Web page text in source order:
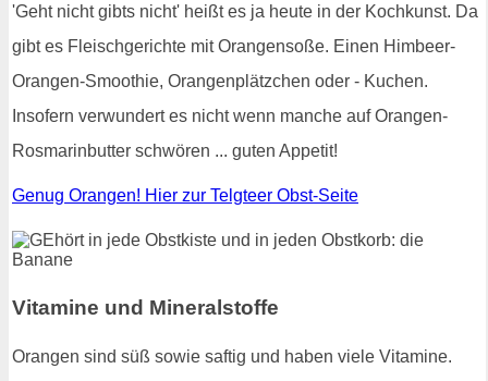
'Geht nicht gibts nicht' heißt es ja heute in der Kochkunst. Da
gibt es Fleischgerichte mit Orangensoße. Einen Himbeer-
Orangen-Smoothie, Orangenplätzchen oder - Kuchen.
Insofern verwundert es nicht wenn manche auf Orangen-
Rosmarinbutter schwören ... guten Appetit!
Genug Orangen! Hier zur Telgteer Obst-Seite
Vitamine und Mineralstoffe
Orangen sind süß sowie saftig und haben viele Vitamine.